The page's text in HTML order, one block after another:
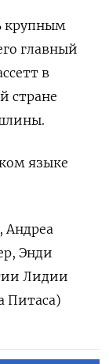
крупным
главный
в
стране
языке
Андреа
Энди
Лидии
Питаса)